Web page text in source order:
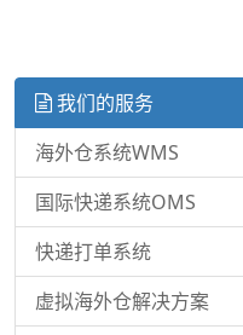
我们的服务
海外仓系统WMS
国际快递系统OMS
快递打单系统
虚拟海外仓解决方案